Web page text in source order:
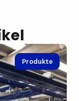
Produkte